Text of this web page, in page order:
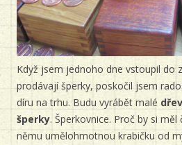
Když jsem jednoho dne vstoupil do
prodávají šperky, poskočil jsem
díru na trhu. Budu vyrábět malé
šperky. Šperkovnice. Proč by si
němu umělohmotnou krabičku od